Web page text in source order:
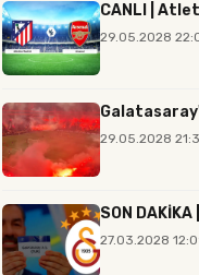
CANLI |
29.05.2028
29.05.2028
SON
27.03.2028